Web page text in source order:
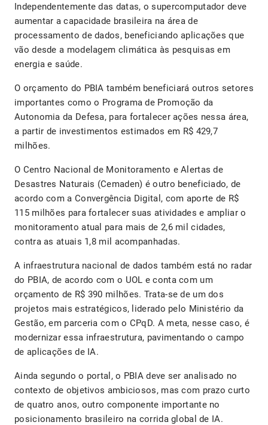
Independentemente das datas, o supercomputador deve
aumentar a capacidade brasileira na área de
processamento de dados, beneficiando aplicações que
vão desde a modelagem climática às pesquisas em
energia e saúde.
O orçamento do PBIA também beneficiará outros setores
importantes como o Programa de Promoção da
Autonomia da Defesa, para fortalecer ações nessa área,
a partir de investimentos estimados em R$ 429,7
milhões.
O Centro Nacional de Monitoramento e Alertas de
Desastres Naturais (Cemaden) é outro beneficiado, de
acordo com a Convergência Digital, com aporte de R$
115 milhões para fortalecer suas atividades e ampliar o
monitoramento atual para mais de 2,6 mil cidades,
contra as atuais 1,8 mil acompanhadas.
A infraestrutura nacional de dados também está no radar
do PBIA, de acordo com o UOL e conta com um
orçamento de R$ 390 milhões. Trata-se de um dos
projetos mais estratégicos, liderado pelo Ministério da
Gestão, em parceria com o CPqD. A meta, nesse caso, é
modernizar essa infraestrutura, pavimentando o campo
de aplicações de IA.
Ainda segundo o portal, o PBIA deve ser analisado no
contexto de objetivos ambiciosos, mas com prazo curto
de quatro anos, outro componente importante no
posicionamento brasileiro na corrida global de IA.